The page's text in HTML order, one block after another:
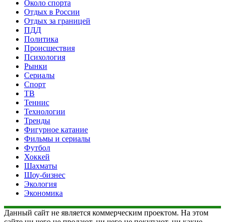
Около спорта
Отдых в России
Отдых за границей
ПДД
Политика
Происшествия
Психология
Рынки
Сериалы
Спорт
ТВ
Теннис
Технологии
Тренды
Фигурное катание
Фильмы и сериалы
Футбол
Хоккей
Шахматы
Шоу-бизнес
Экология
Экономика
Данный сайт не является коммерческим проектом. На этом